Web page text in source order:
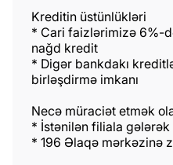
Kreditin üstünlükləri
* Cari faizlərimizə 6%-
nağd kredit
* Digər bankdakı
birləşdirmə imkanı
Necə müraciət etmək
* İstənilən filiala gələrək
* 196 Əlaqə mərkəzinə